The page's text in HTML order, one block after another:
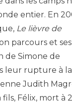
entier. En
Le lièvre de
parcours et ses
de Simone de
leur rupture à
Judith
Félix, mort à